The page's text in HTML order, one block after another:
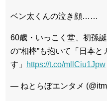
ベン太くんの泣き顔……
60歳・いっこく堂、初孫
の“相棒”も抱いて「日本
す」
https://t.co/mllCiu1Jpw
— ねとらぼエンタメ